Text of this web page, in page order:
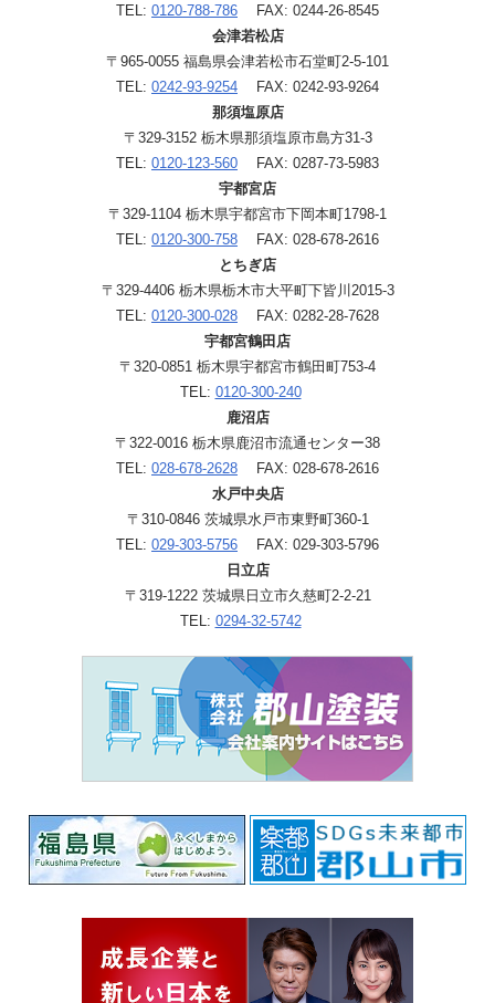
TEL: 0120-788-786 FAX: 0244-26-8545
会津若松店
〒965-0055 福島県会津若松市石堂町2-5-101
TEL: 0242-93-9254 FAX: 0242-93-9264
那須塩原店
〒329-3152 栃木県那須塩原市島方31-3
TEL: 0120-123-560 FAX: 0287-73-5983
宇都宮店
〒329-1104 栃木県宇都宮市下岡本町1798-1
TEL: 0120-300-758 FAX: 028-678-2616
とちぎ店
〒329-4406 栃木県栃木市大平町下皆川2015-3
TEL: 0120-300-028 FAX: 0282-28-7628
宇都宮鶴田店
〒320-0851 栃木県宇都宮市鶴田町753-4
TEL: 0120-300-240
鹿沼店
〒322-0016 栃木県鹿沼市流通センター38
TEL: 028-678-2628 FAX: 028-678-2616
水戸中央店
〒310-0846 茨城県水戸市東野町360-1
TEL: 029-303-5756 FAX: 029-303-5796
日立店
〒319-1222 茨城県日立市久慈町2-2-21
TEL: 0294-32-5742